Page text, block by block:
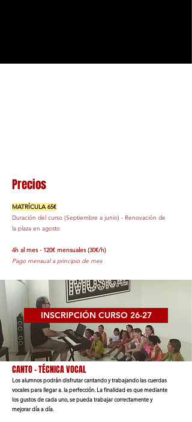
Precios
MATRÍCULA 65€
Duración del curso (Septiembre a junio) - Renovación de
la plaza en agosto
4h al mes - 120€ mensuales (30€/h)
Pago mensual a principio de mes
INSCRIPCIÓN CURSO 26-27
CANTO - TÉCNICA VOCAL​
Los alumnos podrán disfrutar cantando y trabajando las cuerdas
vocales para llegar a. la perfección. La finalidad es que mediante
los gustos de cada uno, se pueda trabajar correctamente y
mejorar día a día.